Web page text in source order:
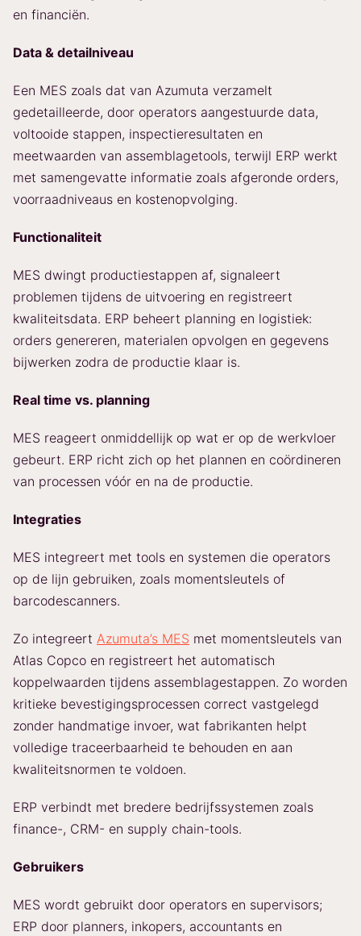
en financiën.
Data & detailniveau
Een MES zoals dat van Azumuta verzamelt
gedetailleerde, door operators aangestuurde data,
voltooide stappen, inspectieresultaten en
meetwaarden van assemblagetools, terwijl ERP werkt
met samengevatte informatie zoals afgeronde orders,
voorraadniveaus en kostenopvolging.
Functionaliteit
MES dwingt productiestappen af, signaleert
problemen tijdens de uitvoering en registreert
kwaliteitsdata. ERP beheert planning en logistiek:
orders genereren, materialen opvolgen en gegevens
bijwerken zodra de productie klaar is.
Real time vs. planning
MES reageert onmiddellijk op wat er op de werkvloer
gebeurt. ERP richt zich op het plannen en coördineren
van processen vóór en na de productie.
Integraties
MES integreert met tools en systemen die operators
op de lijn gebruiken, zoals momentsleutels of
barcodescanners.
Zo integreert Azumuta’s MES met momentsleutels van
Atlas Copco en registreert het automatisch
koppelwaarden tijdens assemblagestappen. Zo worden
kritieke bevestigingsprocessen correct vastgelegd
zonder handmatige invoer, wat fabrikanten helpt
volledige traceerbaarheid te behouden en aan
kwaliteitsnormen te voldoen.
ERP verbindt met bredere bedrijfssystemen zoals
finance-, CRM- en supply chain-tools.
Gebruikers
MES wordt gebruikt door operators en supervisors;
ERP door planners, inkopers, accountants en